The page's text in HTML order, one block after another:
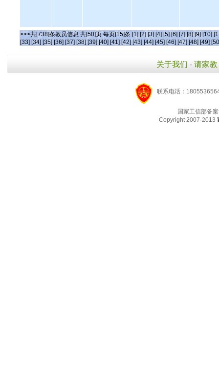
>>>共[738]条教员信息 共[50]页 每页[15]条 [1] [2] [3] [4] [5] [6] [7] [8] [9] [10]
[33] [34] [35] [36] [37] [38] [39] [40] [41] [42] [43] [44] [45] [46] [47] [48] [49]
关于我们 - 请家教
联系电话：
国家工信部备
Copyright 2007-2013